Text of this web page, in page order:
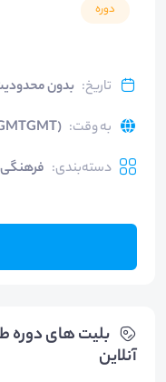
دوره
تاریخ: بدون
به وقت:
دسته‌بندی:
بلیت های دوره
آنلاین